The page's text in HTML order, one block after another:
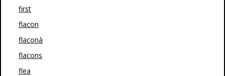
first
flacon
flaconà
flacons
flea